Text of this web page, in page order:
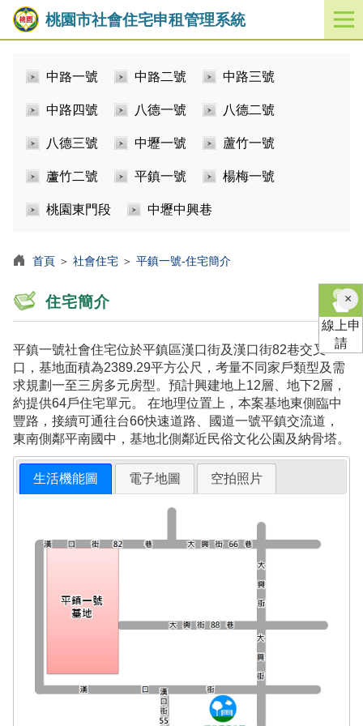
桃園市社會住宅申租管理系統
開
啟
中路一號 中路二號 中路三號
中路四號 八德一號 八德二號
八德三號 中壢一號 蘆竹一號
蘆竹二號 平鎮一號 楊梅一號
桃園東門段 中壢中興巷
首頁 ＞ 社會住宅 ＞ 平鎮一號-住宅簡介
住宅簡介
平鎮一號社會住宅位於平鎮區漢口街及漢口街82巷交叉
口，基地面積為2389.29平方公尺，考量不同家戶類型及需
求規劃一至三房多元房型。預計興建地上12層、地下2層，
約提供64戶住宅單元。 在地理位置上，本案基地東側臨中
豐路，接續可通往台66快速道路、國道一號平鎮交流道，
東南側鄰平南國中，基地北側鄰近民俗文化公園及納骨塔。
生活機能圖 電子地圖 空拍照片
×關
閉
線上申
請